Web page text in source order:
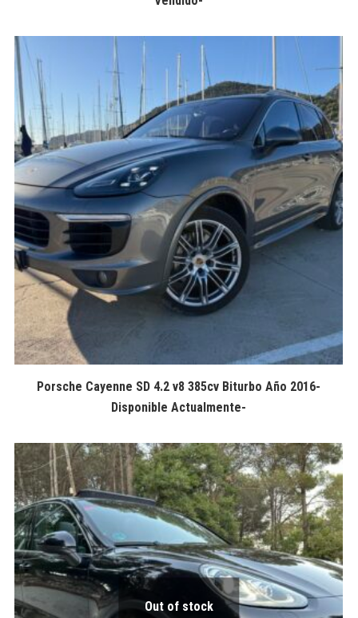
Porsche Cayenne SD 4.2 v8 385cv Biturbo Año 2016-
Disponible Actualmente-
Out of stock